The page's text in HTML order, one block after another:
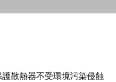
散熱器不受環境污染侵蝕